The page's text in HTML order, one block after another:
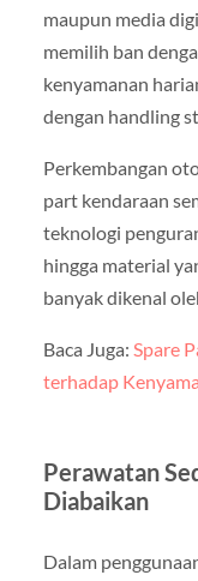
maupun media
memilih ban
kenyamanan
dengan handling
Perkembangan
part kendaraan
teknologi
hingga material
banyak dikenal
Baca Juga: Spare
terhadap
Perawatan
Diabaikan
Dalam